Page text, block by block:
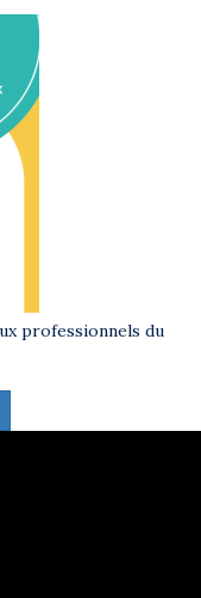
professionnels du